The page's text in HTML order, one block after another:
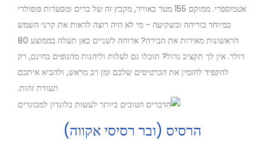
אטמוספרי. ממוקם 155 מטר באוויר, מקבץ זה של ברים ומסעדות פופולרי
במיוחד בזריחה ובשקיעה - מי לא היה רוצה לראות את קרני השמש
הראשונות מאירות את הבירה? ארוחה לשניים כאן תעלה בממוצע 80
דולר. אין לך תקציב גדול? תוכלו גם לעלות וליהנות מהנופים בחינם, רק
להקפיד להזמין את הכרטיסים שלכם זמן רב מראש, ולהביא איתכם
תעודת זהות.
הרסיס (ובר רסיסי אקווה)